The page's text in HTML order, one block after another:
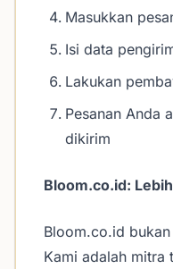
Masukkan
Isi data
Lakukan
Pesanan Anda
dikirim
Bloom.co.id:
Bloom.co.id
Kami adalah mitra